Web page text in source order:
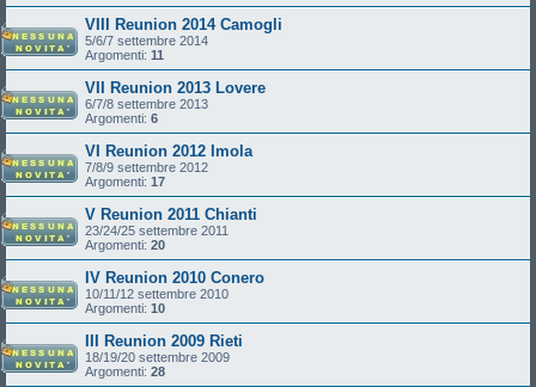
VIII Reunion 2014 Camogli
5/6/7 settembre 2014
Argomenti: 11
VII Reunion 2013 Lovere
6/7/8 settembre 2013
Argomenti: 6
VI Reunion 2012 Imola
7/8/9 settembre 2012
Argomenti: 17
V Reunion 2011 Chianti
23/24/25 settembre 2011
Argomenti: 20
IV Reunion 2010 Conero
10/11/12 settembre 2010
Argomenti: 10
III Reunion 2009 Rieti
18/19/20 settembre 2009
Argomenti: 28